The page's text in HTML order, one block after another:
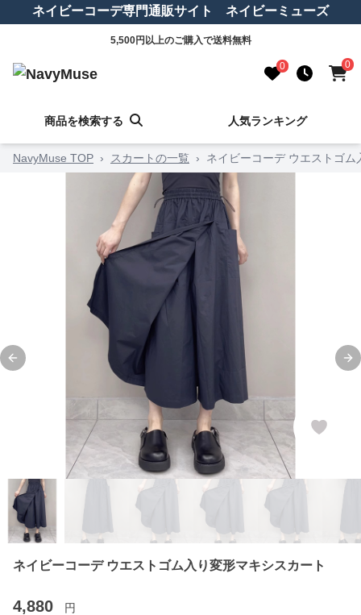
ネイビーコーデ専門通販サイト ネイビーミューズ
5,500円以上のご購入で送料無料
0 0
商品を検索する 人気ランキング
NavyMuse TOP › スカートの一覧 › ネイビーコーデ ウエストゴ
Previous slide
ネイビーコーデ ウエストゴム入り変形マキシスカート
4,880 円